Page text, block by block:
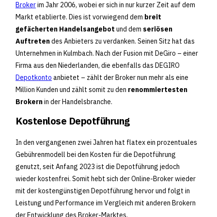
Brokerim Jahr 2006, wobei er sich in nur kurzer Zeit auf dem
Markt etablierte. Dies ist vorwiegend dem breit
gefächerten Handelsangebot und dem seriösen
Auftretendes Anbieters zu verdanken. Seinen Sitz hat das
Unternehmen in Kulmbach. Nach der Fusion mit DeGiro – einer
Firma aus den Niederlanden, die ebenfalls das DEGIRO
Depotkonto anbietet – zählt der Broker nun mehr als eine
Million Kunden und zählt somit zu den renommiertesten
Brokernin der Handelsbranche.
Kostenlose Depotführung
In den vergangenen zwei Jahren hat flatex ein prozentuales
Gebührenmodell bei den Kosten für die Depotführung
genutzt, seit Anfang 2023 ist die Depotführung jedoch
wieder kostenfrei. Somit hebt sich der Online-Broker wieder
mit der kostengünstigen Depotführung hervor und folgt in
Leistung und Performance im Vergleich mit anderen Brokern